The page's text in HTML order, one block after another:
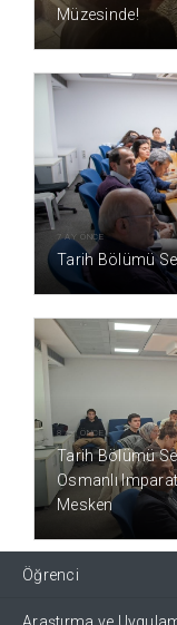
Müzesinde!
7 AY ÖNCE
Tarih Bölümü
8 AY ÖNCE
Tarih Bölümü
Osmanlı
Mesken
Öğrenci
Araştırma ve